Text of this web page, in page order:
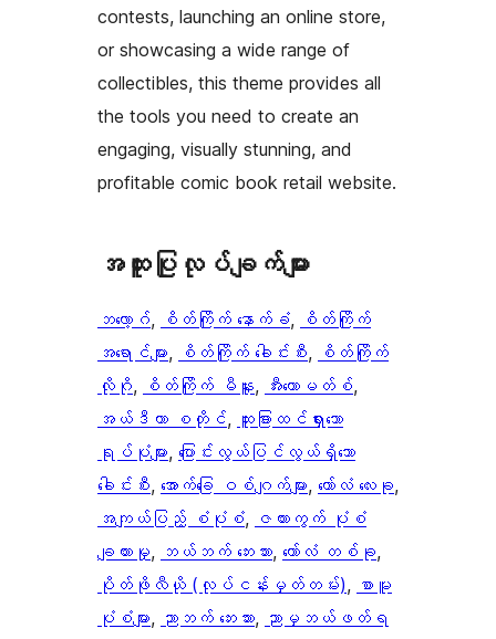
contests, launching an online store,
or showcasing a wide range of
collectibles, this theme provides all
the tools you need to create an
engaging, visually stunning, and
profitable comic book retail website.
အ​ထူး​ပြု​လုပ်​ချက်​များ
ဘလော့ဂ်, စိတ်ကြိုက် နောက်ခံ, စိတ်ကြိုက်
အရောင်များ, စိတ်ကြိုက် ခေါင်းစီး, စိတ်ကြိုက်
လိုဂို, စိတ်ကြိုက် မီနူး, အီးကောမတ်စ်
အယ်ဒီတာ စတိုင်, ထူးခြားထင်ရှားသော
ရုပ်ပုံများ, ပြောင်းလွယ်ပြင်လွယ်ရှိသော
ခေါင်းစီး, အောက်ခြေ ဝစ်ဂျက်များ, ကော်လံ လေးခု
အကျယ်ပြည့် စံပုံစံ, ဇယားကွက် ပုံစံ
ချထားမှု, ဘယ်ဘက် ဘေးဘား, ကော်လံ တစ်ခု
ပိုတ်ဖိုလီယို (လုပ်ငန်းမှတ်တမ်း), စာမူ
ပုံစံများ, ညာဘက် ဘေးဘား, ညာမှဘယ်ဖတ်ရ